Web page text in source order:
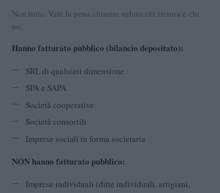
Non tutte. Vale la pena chiarire subito chi rientra e chi
no.
Hanno fatturato pubblico (bilancio depositato):
SRL di qualsiasi dimensione
SPA e SAPA
Società cooperative
Società consortili
Imprese sociali in forma societaria
NON hanno fatturato pubblico:
Imprese individuali (ditte individuali, artigiani,